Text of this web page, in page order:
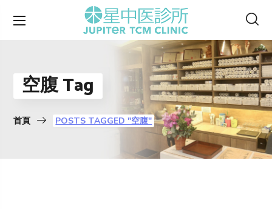
空腹 Tag
首頁 POSTS TAGGED "空腹"